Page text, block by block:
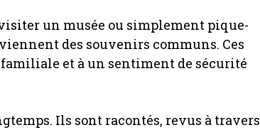
un musée ou simplement pique-
des souvenirs communs. Ces
et à un sentiment de sécurité
Ils sont racontés, revus à travers